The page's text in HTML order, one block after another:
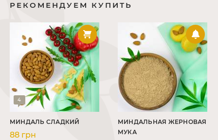
РЕКОМЕНДУЕМ КУПИТЬ
4
МИНДАЛЬ СЛАДКИЙ
88 грн
МИНДАЛЬНАЯ ЖЕРНОВАЯ
МУКА